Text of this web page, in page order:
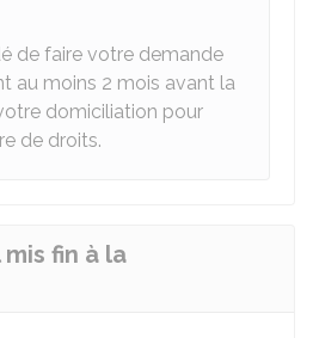
de faire votre demande
au moins 2 mois avant la
domiciliation pour
de droits.
fin à la